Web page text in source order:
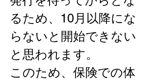
るため、10月以降にな
らないと開始できない
と思われます。
このため、保険での体